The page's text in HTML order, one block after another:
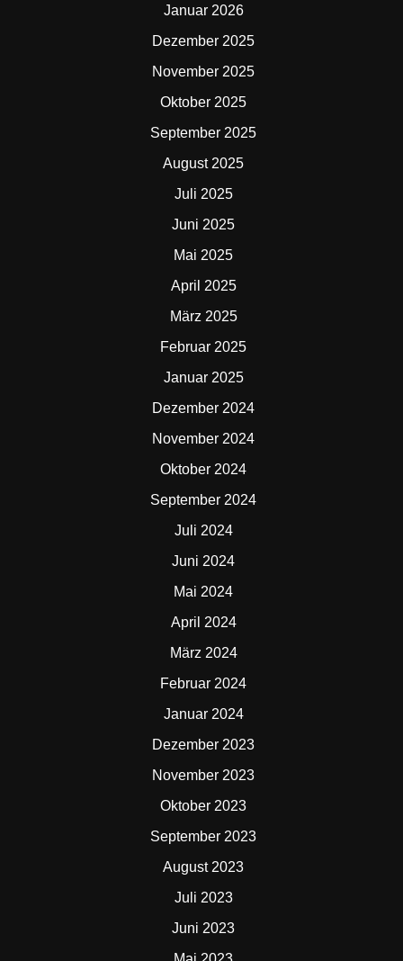
Januar 2026
Dezember 2025
November 2025
Oktober 2025
September 2025
August 2025
Juli 2025
Juni 2025
Mai 2025
April 2025
März 2025
Februar 2025
Januar 2025
Dezember 2024
November 2024
Oktober 2024
September 2024
Juli 2024
Juni 2024
Mai 2024
April 2024
März 2024
Februar 2024
Januar 2024
Dezember 2023
November 2023
Oktober 2023
September 2023
August 2023
Juli 2023
Juni 2023